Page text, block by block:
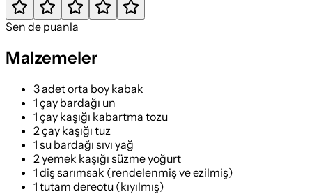
Sen de puanla
Malzemeler
3 adet orta boy kabak
1 çay bardağı un
1 çay kaşığı kabartma tozu
2 çay kaşığı tuz
1 su bardağı sıvı yağ
2 yemek kaşığı süzme yoğurt
1 diş sarımsak (rendelenmiş ve ezilmiş)
1 tutam dereotu (kıyılmış)